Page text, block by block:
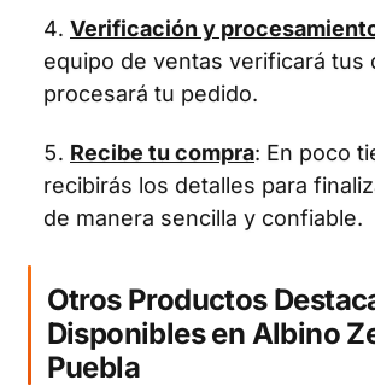
Verificación y
equipo de ventas verificará tus
procesará tu pedido.
Recibe tu compra: En poco
recibirás los detalles para
de manera sencilla y confiable.
Otros Productos
Disponibles en Albino
Puebla